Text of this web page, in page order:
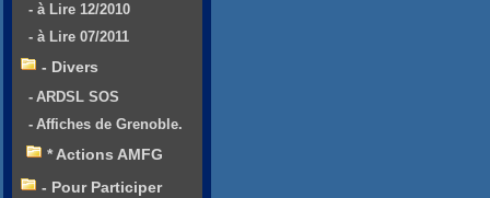
- à Lire 12/2010
- à Lire 07/2011
- Divers
- ARDSL SOS
- Affiches de Grenoble.
* Actions AMFG
- Pour Participer